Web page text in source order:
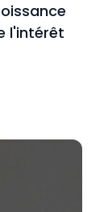
l'intérêt